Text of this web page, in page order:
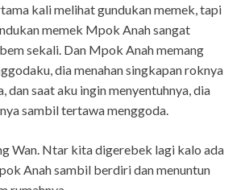
kali melihat gundukan memek, tapi
memek Mpok Anah sangat
sekali. Dan Mpok Anah memang
dia menahan singkapan roknya
dan saat aku ingin menyentuhnya, dia
sambil tertawa menggoda.
Wan. Ntar kita digerebek lagi kalo ada
Anah sambil berdiri dan menuntun